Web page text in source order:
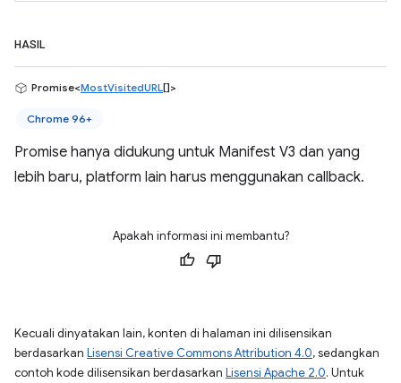
HASIL
Promise<MostVisitedURL[]>
Chrome 96+
Promise hanya didukung untuk Manifest V3 dan yang
lebih baru, platform lain harus menggunakan callback.
Apakah informasi ini membantu?
Kecuali dinyatakan lain, konten di halaman ini dilisensikan
berdasarkan Lisensi Creative Commons Attribution 4.0, sedangkan
contoh kode dilisensikan berdasarkan Lisensi Apache 2.0. Untuk